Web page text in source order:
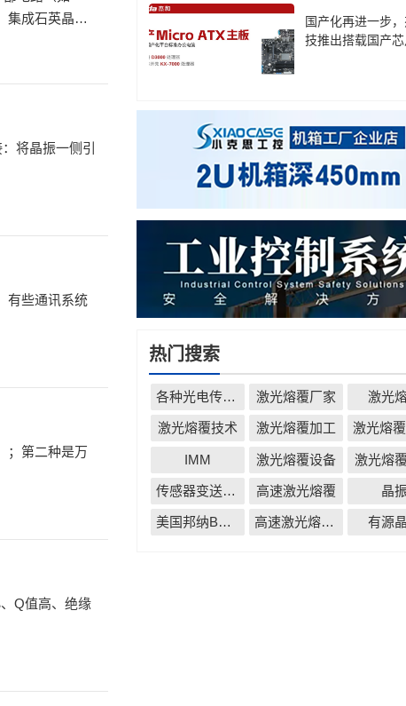
将晶振一侧引
有些通讯系统
；第二种是万
国产化再进一步
技推出搭载国产
热门搜索
各种光电传感器 激光熔覆厂家 激光
激光熔覆技术 激光熔覆加工
IMM 激光熔覆设备 激光熔
传感器变送器仪表无线配套解决方案 高速激光熔覆 晶
美国邦纳BANNER 高速激光熔覆厂家 有源